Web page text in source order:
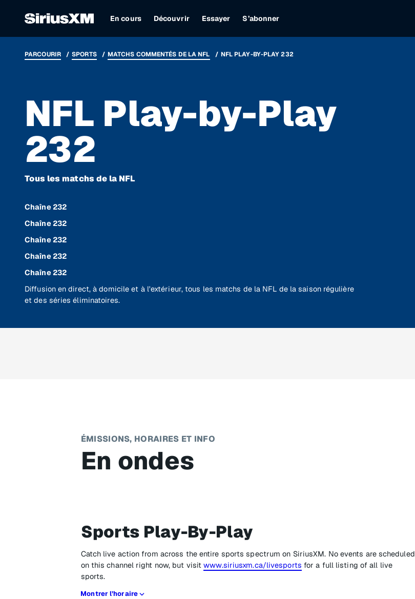
En cours Découvrir Essayer S’abonner
PARCOURIR SPORTS MATCHS COMMENTÉS DE LA NFL NFL PLAY-BY-PLAY 232
NFL Play-by-Play
232
Tous les matchs de la NFL
Chaîne 232
Chaîne 232
Chaîne 232
Chaîne 232
Chaîne 232
Diffusion en direct, à domicile et à l'extérieur, tous les matchs de la NFL de la saison régulière
et des séries éliminatoires.
ÉMISSIONS, HORAIRES ET INFO
En ondes
Sports Play-By-Play
Catch live action from across the entire sports spectrum on SiriusXM. No events are scheduled
on this channel right now, but visitwww.siriusxm.ca/livesports for a full listing of all live
sports.
Montrer l’horaire